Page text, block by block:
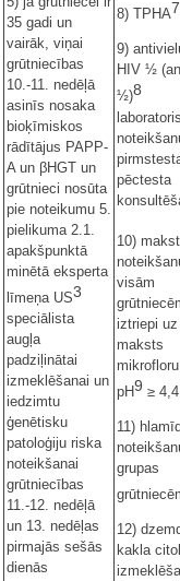
35 gadi un
vairāk, viņai
grūtniecības
10.-11. nedēļā
asinīs nosaka
bioķīmiskos
rādītājus PAPP-
A un βHGT un
grūtnieci nosūta
pie noteikumu 5.
pielikuma 2.1.
apakšpunktā
minētā eksperta
līmeņa US3
speciālista
augļa
padziļinātai
izmeklēšanai un
iedzimtu
ģenētisku
patoloģiju riska
noteikšanai
grūtniecības
11.-12. nedēļā
un 13. nedēļas
pirmajās sešās
dienās
8) TPHA7
9)
HIV ½
½)8
pēctesta
10)
visām
iztriepi uz
maksts
pH9 ≥
11)
grupas
12)
kakla